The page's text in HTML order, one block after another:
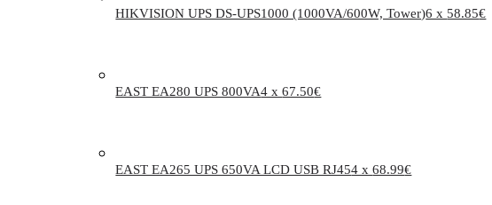
HIKVISION UPS DS-UPS1000 (1000VA/600W, Tower)6 x 58.85€
EAST EA280 UPS 800VA4 x67.50€
EAST EA265 UPS 650VA LCD USB RJ454 x68.99€